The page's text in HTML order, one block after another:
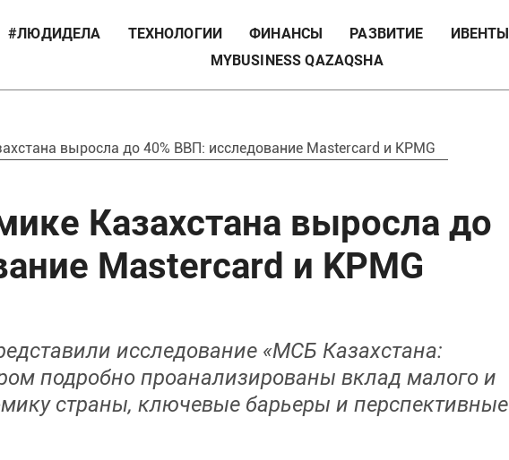
#ЛЮДИДЕЛА ТЕХНОЛОГИИ ФИНАНСЫ РАЗВИТИЕ ИВЕНТЫ
MYBUSINESS QAZAQSHA
выросла до 40% ВВП: исследование Mastercard и KPMG
Казахстана выросла до
Mastercard и KPMG
исследование «МСБ Казахстана:
подробно проанализированы вклад малого и
страны, ключевые барьеры и перспективные